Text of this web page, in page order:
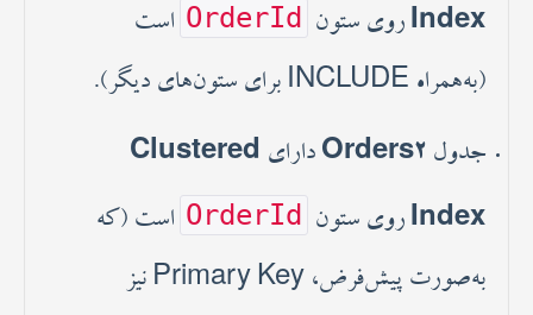
Index روی ستون OrderId است
(به‌همراه INCLUDE برای ستون‌های دیگر).
جدول Orders2 دارای Clustered
Index روی ستون OrderId است (که
به‌صورت پیش‌فرض، Primary Key نیز